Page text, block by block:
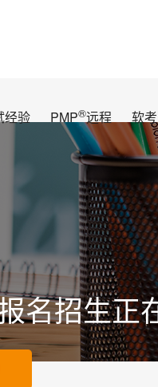
经验 PMP®远程 软考
名招生正